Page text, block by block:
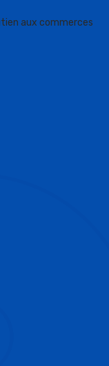
aux commerces